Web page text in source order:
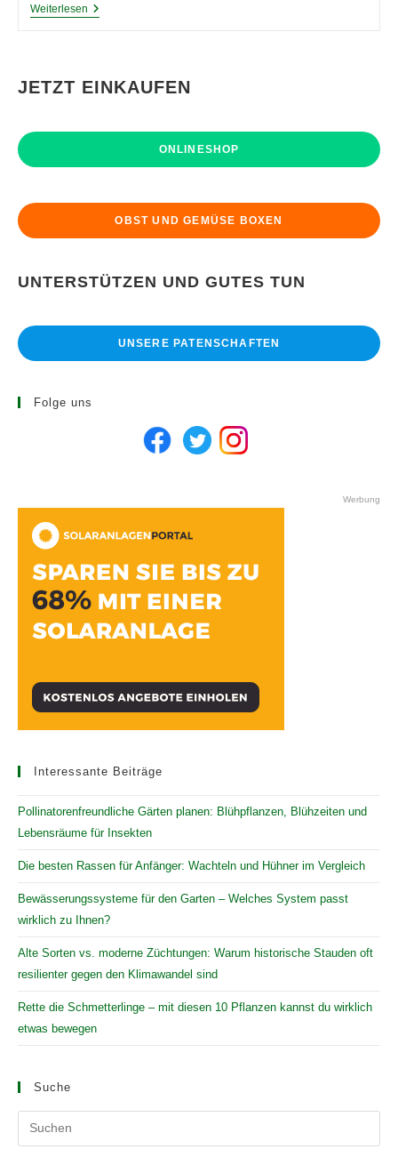
WeiterlesenHuhn
Was
Nun?
JETZT EINKAUFEN
ONLINESHOP
OBST UND GEMÜSE BOXEN
UNTERSTÜTZEN UND GUTES TUN
UNSERE PATENSCHAFTEN
Folge uns
Werbung
Interessante Beiträge
Pollinatorenfreundliche Gärten planen: Blühpflanzen, Blühzeiten und
Lebensräume für Insekten
Die besten Rassen für Anfänger: Wachteln und Hühner im Vergleich
Bewässerungssysteme für den Garten – Welches System passt
wirklich zu Ihnen?
Alte Sorten vs. moderne Züchtungen: Warum historische Stauden oft
resilienter gegen den Klimawandel sind
Rette die Schmetterlinge – mit diesen 10 Pflanzen kannst du wirklich
etwas bewegen
Suche